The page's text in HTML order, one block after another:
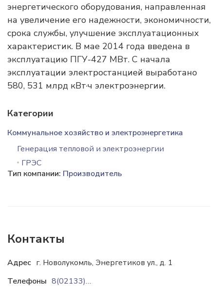
энергетического оборудования, направленная
на увеличение его надежности, экономичности,
срока службы, улучшение эксплуатационных
характеристик. В мае 2014 года введена в
эксплуатацию ПГУ-427 МВт. С начала
эксплуатации электростанцией выработано
580, 531 млрд кВт·ч электроэнергии.
Категории
Коммунальное хозяйство и электроэнергетика
Генерация тепловой и электроэнергии
ГРЭС
Тип компании: Производитель
Контакты
Адрес г. Новолукомль, Энергетиков ул., д. 1
Телефоны
8(02133)38359